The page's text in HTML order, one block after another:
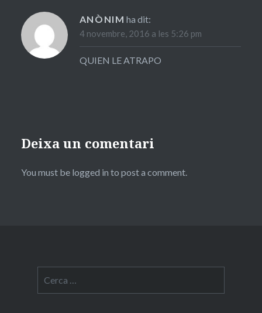
ANÒNIM ha dit:
4 novembre, 2016 a les 5:26 pm
QUIEN LE ATRAPO
Deixa un comentari
You must be logged in to post a comment.